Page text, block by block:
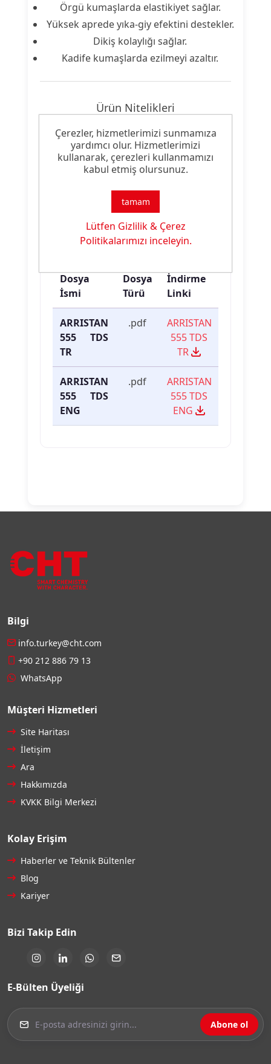
Örgü kumaşlarda elastikiyet sağlar.
Yüksek aprede yıka-giy efektini destekler.
Dikiş kolaylığı sağlar.
Kadife kumaşlarda ezilmeyi azaltır.
Ürün Nitelikleri
Ürün
Tipi:
Yumuşak Tutum Malzemesi
Dosya
İsmi
Dosya
Türü
İndirme
Linki
ARRISTAN
555 TDS
TR
.pdf
ARRISTAN
555 TDS
TR
ARRISTAN
555 TDS
ENG
.pdf
ARRISTAN
555 TDS
ENG
Bilgi
info.turkey@cht.com
+90 212 886 79 13
WhatsApp
Müşteri Hizmetleri
Site Haritası
İletişim
Ara
Hakkımızda
KVKK Bilgi Merkezi
Kolay Erişim
Haberler ve Teknik Bültenler
Blog
Kariyer
Bizi Takip Edin
E-Bülten Üyeliği
Abone ol
Çerezler, hizmetlerimizi sunmamıza
yardımcı olur. Hizmetlerimizi
kullanarak, çerezleri kullanmamızı
kabul etmiş olursunuz.
tamam
Lütfen Gizlilik & Çerez
Politikalarımızı inceleyin.